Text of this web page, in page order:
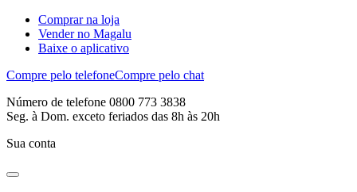
Comprar na loja
Vender no Magalu
Baixe o aplicativo
Compre pelo telefoneCompre pelo chat
Número de telefone 0800 773 3838
Seg. à Dom. exceto feriados das 8h às 20h
Sua conta